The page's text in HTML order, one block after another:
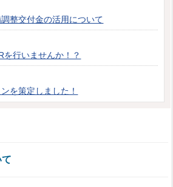
整交付金の活用について
を行いませんか！？
を策定しました！